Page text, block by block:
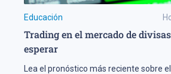
Educación
Trading en el mercado de
esperar
Lea el pronóstico más reciente sobre